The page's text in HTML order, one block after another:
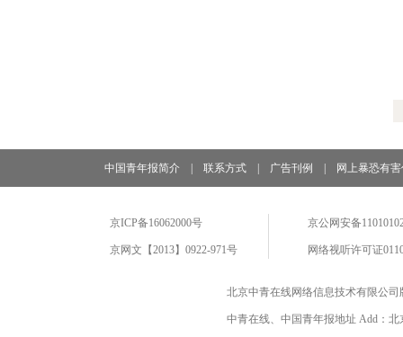
中国青年报简介 联系方式 广告刊例 网上暴恐有
京ICP备16062000号
京网文【2013】0922-971号
京公网安备
网络视听许可证
北京中青在线网络信息技术有限公
中青在线、中国青年报地址 Add：北